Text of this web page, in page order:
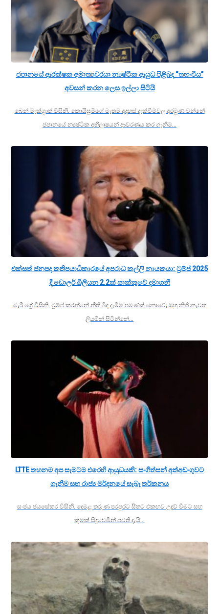
ජපානයේ ආරක්ෂක අමාත්‍යවරයා න්‍යෂ්ටික ආයුධ පිළිබඳ “තහංචිය”
අවසන් කරන ලෙස ඉල්ලා සිටියි
බෙන් මැක්ග්‍රාත් විසිනි. කොයිසුමිගේ මෑතම අදහස් දැක්වීම්වල අරමුණ වන්නේ
ජපානයේ න්‍යෂ්ටික අභිලාෂයන් ආවරණය කර ගැනීම…
එක්සත් ජනපද කතිපයාධිකාරයේ අපරාධ කල්ලි නායකයා: ට්‍රම්ප් 2025
දී ඩොලර් බිලියන 2.2ක් සාක්කුවේ දමාගනී
බැරී ග්‍රේ විසිනි. ට්‍රම්ප් කරන්නේ නීති බිඳ දැමීම පමණක් නොවේ; ඔහු නීති නැවත
ලියමින් සිටින්නේ…
LTTE තහනම අප සැමටම එරෙහි ආයුධයකි: සංගීත්සන් අත්අඩංගුවට
ගැනීම සහ රාජ්‍ය මර්දනයේ සැබෑ තර්කනය
සංජය ජයසේකර විසිනි. දෙමළ තරුණ පරපුරට සිතට එකඟව උදව් වීමට සහ
කුමක් සිදුවෙමින් පවතී දැයි…